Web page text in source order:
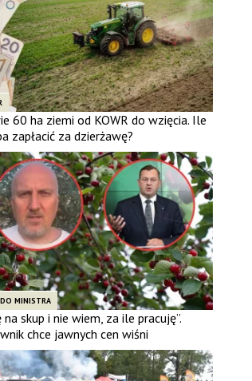
60 ha ziemi od KOWR do wzięcia. Ile
zapłacić za dzierżawę?
MINISTRA
na skup i nie wiem, za ile pracuję”.
chce jawnych cen wiśni